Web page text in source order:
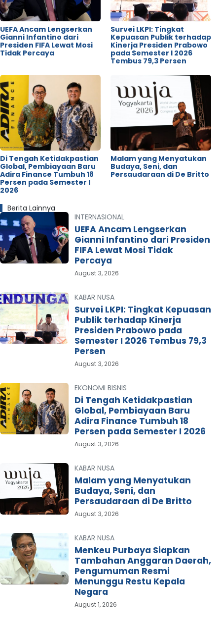
UEFA Ancam Lengserkan
Gianni Infantino dari
Presiden FIFA Lewat Mosi
Tidak Percaya
Survei LKPI: Tingkat
Kepuasan Publik terhadap
Kinerja Presiden Prabowo
pada Semester I 2026
Tembus 79,3 Persen
Di Tengah Ketidakpastian
Global, Pembiayaan Baru
Adira Finance Tumbuh 18
Persen pada Semester I
2026
Malam yang Menyatukan
Budaya, Seni, dan
Persaudaraan di De Britto
Berita Lainnya
INTERNASIONAL
UEFA Ancam Lengserkan
Gianni Infantino dari Presiden
FIFA Lewat Mosi Tidak
Percaya
August 3, 2026
KABAR NUSA
Survei LKPI: Tingkat Kepuasan
Publik terhadap Kinerja
Presiden Prabowo pada
Semester I 2026 Tembus 79,3
Persen
August 3, 2026
EKONOMI BISNIS
Di Tengah Ketidakpastian
Global, Pembiayaan Baru
Adira Finance Tumbuh 18
Persen pada Semester I 2026
August 3, 2026
KABAR NUSA
Malam yang Menyatukan
Budaya, Seni, dan
Persaudaraan di De Britto
August 3, 2026
KABAR NUSA
Menkeu Purbaya Siapkan
Tambahan Anggaran Daerah,
Pengumuman Resmi
Menunggu Restu Kepala
Negara
August 1, 2026